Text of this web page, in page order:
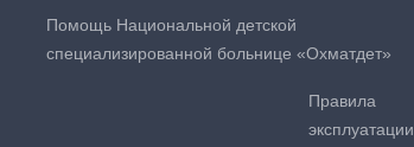
Помощь Национальной детской
специализированной больнице «Охматдет»
Правила
эксплуатации